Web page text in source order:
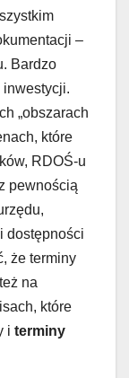
–
Bardzo
inwestycji.
„obszarach
które
RDOŚ-u
pewnością
dostępności
że terminy
na
które
i terminy